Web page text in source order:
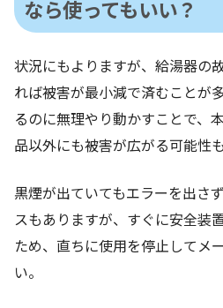
なら使ってもいい？
状況にもよりますが、給湯器の
れば被害が最小減で済むことが
るのに無理やり動かすことで、
品以外にも被害が広がる可能性も
黒煙が出ていてもエラーを出さ
スもありますが、すぐに安全装
ため、直ちに使用を停止してメ
い。